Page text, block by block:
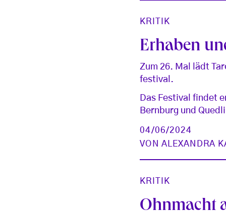
KRITIK
Erhaben
Zum 26. Mal lädt
festival.
Das Festival findet
Bernburg und
04/06/2024
VON ALEXANDRA
KRITIK
Ohnmacht